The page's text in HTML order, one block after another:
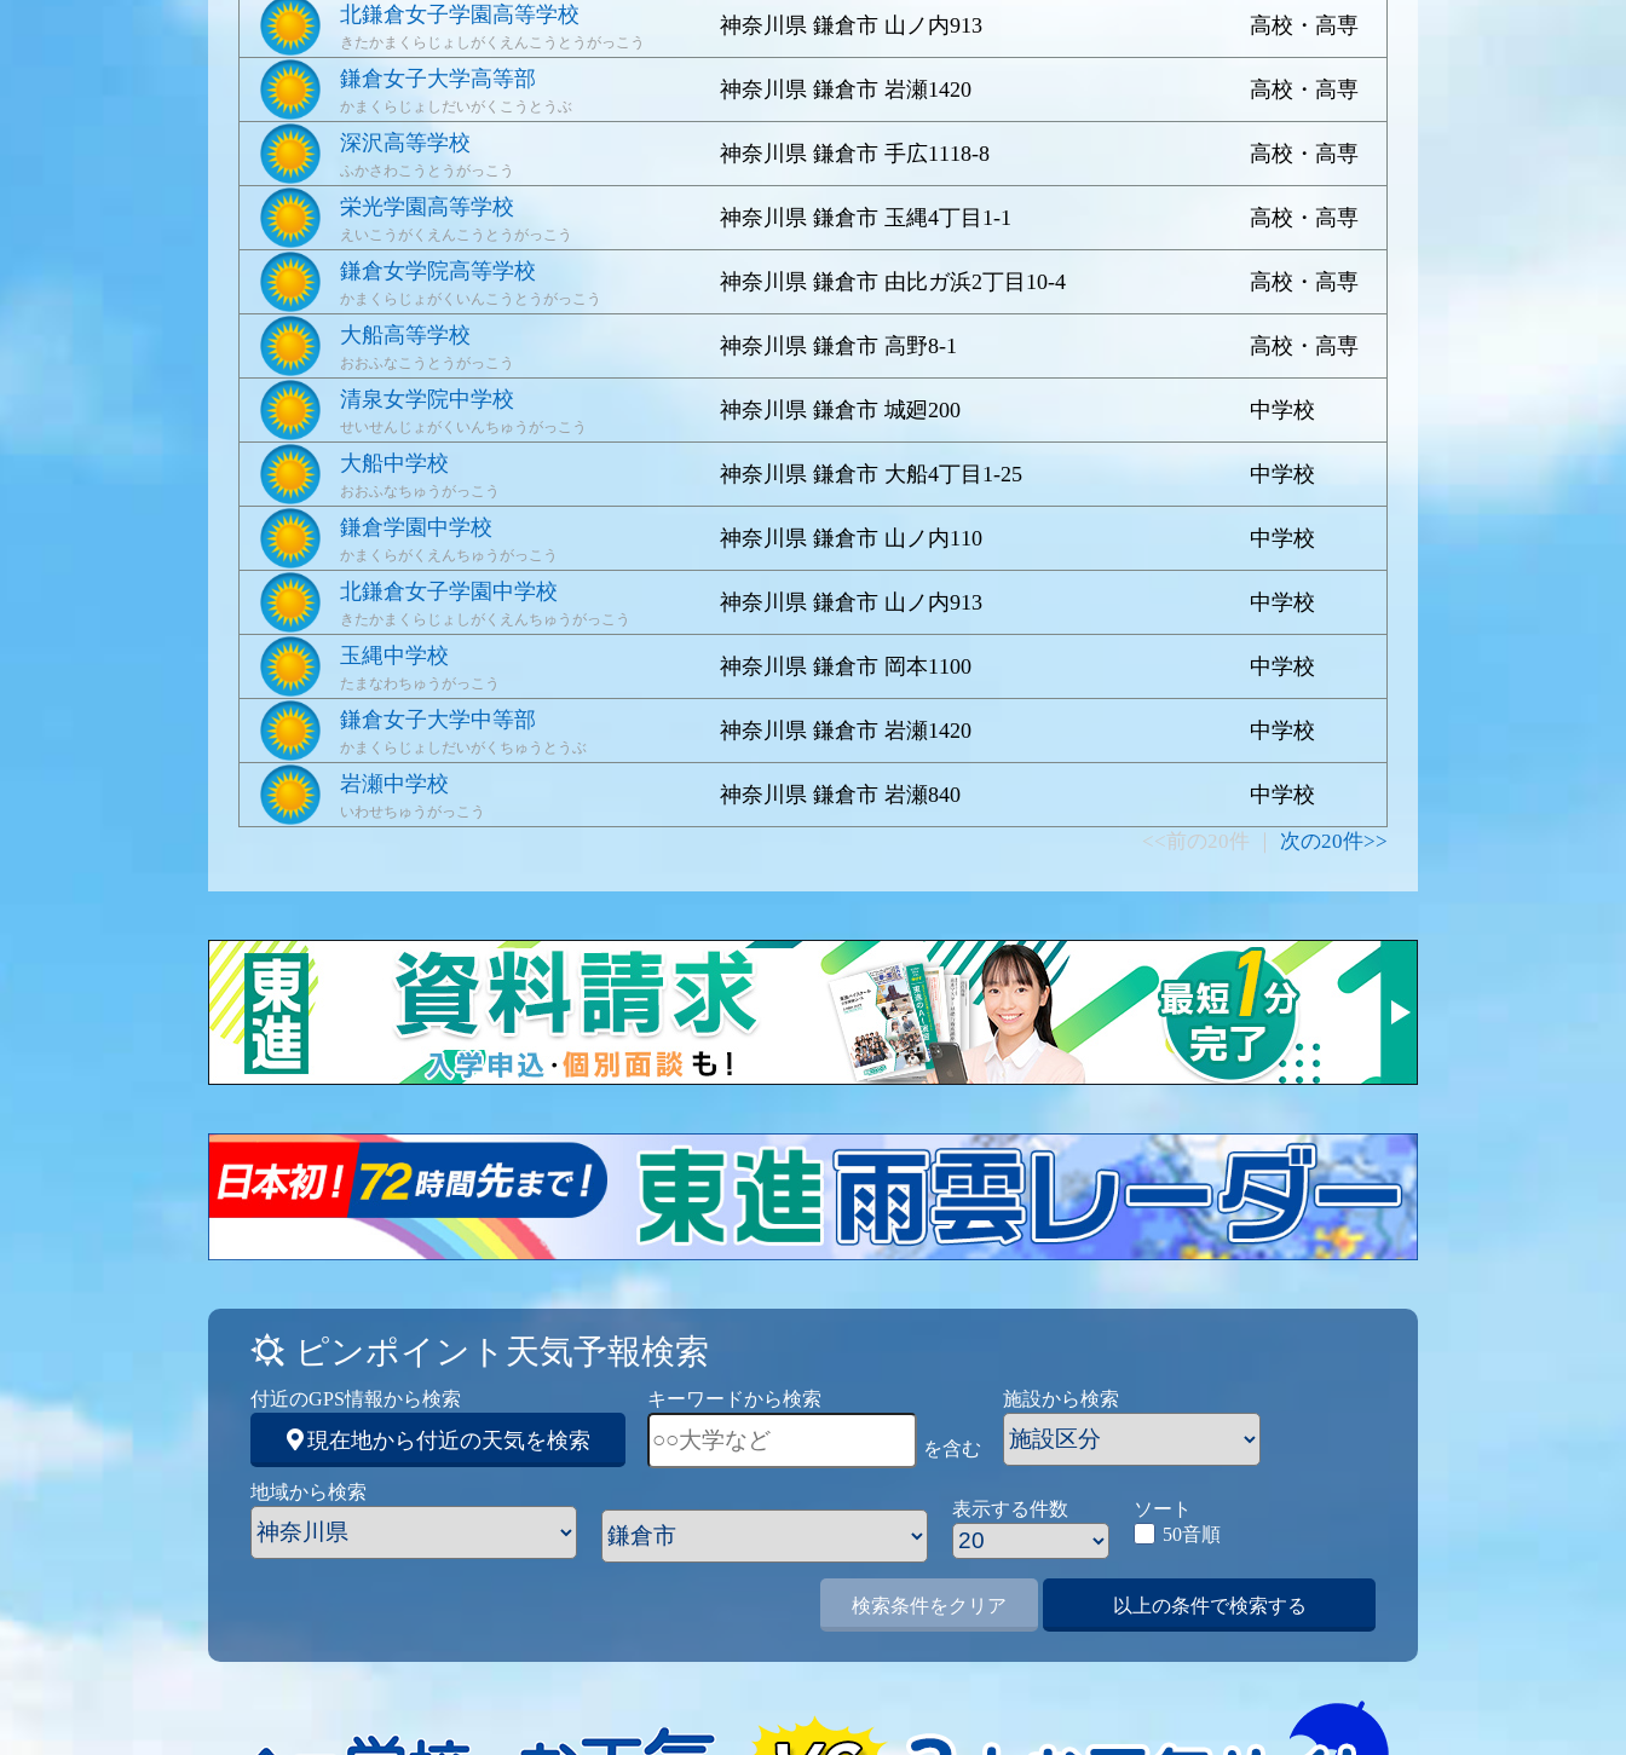
北鎌倉女子学園高等学校
きたかまくらじょしがくえんこうとうがっこう
神奈川県 鎌倉市 山ノ内913 高校・高専
鎌倉女子大学高等部
かまくらじょしだいがくこうとうぶ
神奈川県 鎌倉市 岩瀬1420 高校・高専
深沢高等学校
ふかさわこうとうがっこう
神奈川県 鎌倉市 手広1118-8 高校・高専
栄光学園高等学校
えいこうがくえんこうとうがっこう
神奈川県 鎌倉市 玉縄4丁目1-1 高校・高専
鎌倉女学院高等学校
かまくらじょがくいんこうとうがっこう
神奈川県 鎌倉市 由比ガ浜2丁目10-4 高校・高専
大船高等学校
おおふなこうとうがっこう
神奈川県 鎌倉市 高野8-1 高校・高専
清泉女学院中学校
せいせんじょがくいんちゅうがっこう
神奈川県 鎌倉市 城廻200 中学校
大船中学校
おおふなちゅうがっこう
神奈川県 鎌倉市 大船4丁目1-25 中学校
鎌倉学園中学校
かまくらがくえんちゅうがっこう
神奈川県 鎌倉市 山ノ内110 中学校
北鎌倉女子学園中学校
きたかまくらじょしがくえんちゅうがっこう
神奈川県 鎌倉市 山ノ内913 中学校
玉縄中学校
たまなわちゅうがっこう
神奈川県 鎌倉市 岡本1100 中学校
鎌倉女子大学中等部
かまくらじょしだいがくちゅうとうぶ
神奈川県 鎌倉市 岩瀬1420 中学校
岩瀬中学校
いわせちゅうがっこう
神奈川県 鎌倉市 岩瀬840 中学校
<<前の20件 ｜ 次の20件>>
ピンポイント天気予報検索
付近のGPS情報から検索
現在地から付近の天気を検索
キーワードから検索
を含む
施設から検索
地域から検索
表示する件数
ソート
50音順
検索条件をクリア 以上の条件で検索する